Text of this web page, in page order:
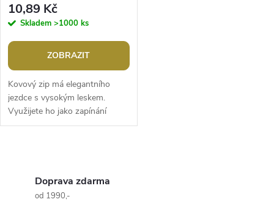
10,89 Kč
Skladem >1000 ks
ZOBRAZIT
Kovový zip má elegantního
jezdce s vysokým leskem.
Využijete ho jako zapínání
tašky, kabelky a oděvy.Šířka
Doprava zdarma
od 1990,-